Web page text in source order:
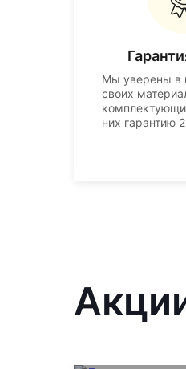
Мы уверены в
своих
них гарантию